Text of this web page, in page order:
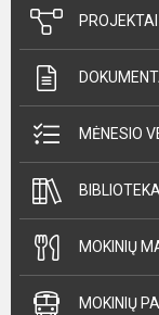
PROJEKTAI
MĖNESIO
MOKINIŲ
MOKINIŲ